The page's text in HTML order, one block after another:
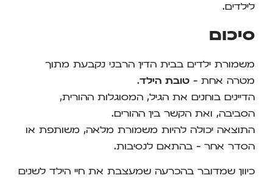
לילדים.
סיכום
משמורת ילדים בבית הדין הרבני נקבעת מתוך
מטרה אחת – טובת הילד.
הדיינים בוחנים את הגיל, המסוגלות ההורית,
הסביבה, ואת הקשר בין ההורים.
התוצאה יכולה להיות משמורת מלאה, משותפת או
הסדר אחר – בהתאם לנסיבות.
כיוון שמדובר בהכרעה שמעצבת את חיי הילד לשנים